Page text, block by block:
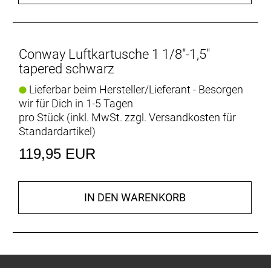
Conway Luftkartusche 1 1/8"-1,5"
tapered schwarz
Lieferbar beim Hersteller/Lieferant - Besorgen
wir für Dich in 1-5 Tagen
pro Stück (inkl. MwSt. zzgl. Versandkosten für
Standardartikel)
119,95 EUR
IN DEN WARENKORB